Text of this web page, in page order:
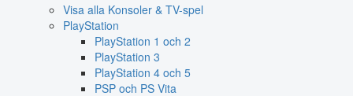
Visa alla Konsoler & TV-spel
PlayStation
PlayStation 1 och 2
PlayStation 3
PlayStation 4 och 5
PSP och PS Vita